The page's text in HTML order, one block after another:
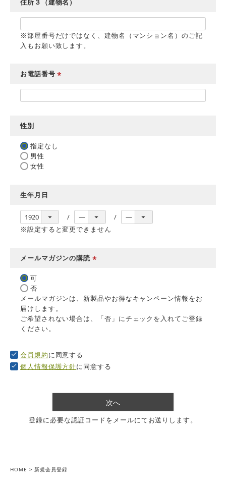
※部屋番号だけではなく、建物名（マンション名）のご記
入もお願い致します。
お電話番号
(
性別
指定なし
男性
女性
生年月日
※設定すると変更できません
メールマガジンの購読
)
可
否
メールマガジンは、新製品やお得なキャンペーン情報をお
届けします。
ご希望されない場合は、「否」にチェックを入れてご登録
ください。
会員規約に同意する
個人情報保護方針に同意する
次へ
登録に必要な認証コードをメールにてお送りします。
HOME 新規会員登録